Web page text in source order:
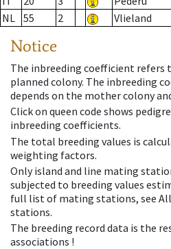
NL 55 2 Vlieland
Notice
The inbreeding coefficient refers
planned colony. The inbreeding
depends on the mother colony
Click on queen code shows
inbreeding coefficients.
The total breeding values is
weighting factors.
Only island and line mating
subjected to breeding values
full list of mating stations, see
stations.
The breeding record data is the
associations !